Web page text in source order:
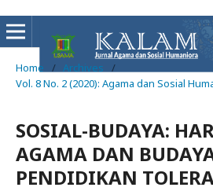
Home / Archives
/
Vol. 8 No. 2 (2020): Agama dan Sosial
SOSIAL-BUDAYA:
AGAMA DAN
PENDIDIKAN